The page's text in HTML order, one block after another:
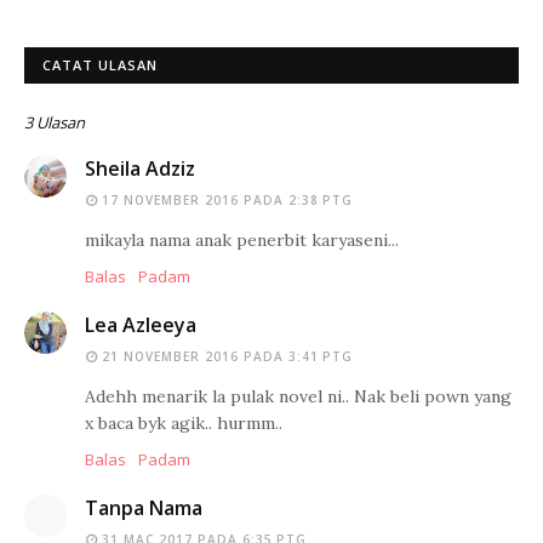
CATAT ULASAN
3 Ulasan
Sheila Adziz
17 NOVEMBER 2016 PADA 2:38 PTG
mikayla nama anak penerbit karyaseni...
Balas
Padam
Lea Azleeya
21 NOVEMBER 2016 PADA 3:41 PTG
Adehh menarik la pulak novel ni.. Nak beli pown yang
x baca byk agik.. hurmm..
Balas
Padam
Tanpa Nama